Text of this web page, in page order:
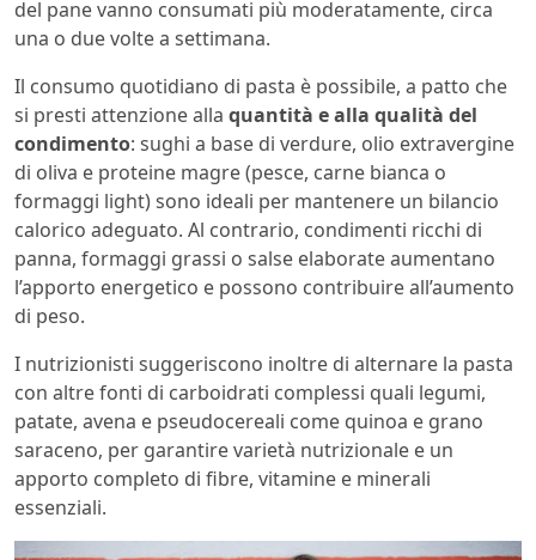
del pane vanno consumati più moderatamente, circa
una o due volte a settimana.
Il consumo quotidiano di pasta è possibile, a patto che
si presti attenzione alla quantità e alla qualità del
condimento: sughi a base di verdure, olio extravergine
di oliva e proteine magre (pesce, carne bianca o
formaggi light) sono ideali per mantenere un bilancio
calorico adeguato. Al contrario, condimenti ricchi di
panna, formaggi grassi o salse elaborate aumentano
l’apporto energetico e possono contribuire all’aumento
di peso.
I nutrizionisti suggeriscono inoltre di alternare la pasta
con altre fonti di carboidrati complessi quali legumi,
patate, avena e pseudocereali come quinoa e grano
saraceno, per garantire varietà nutrizionale e un
apporto completo di fibre, vitamine e minerali
essenziali.